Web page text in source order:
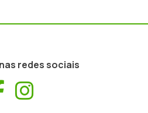
redes sociais
Facebook